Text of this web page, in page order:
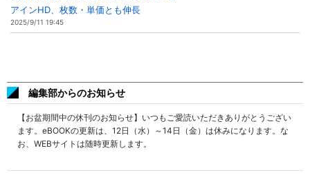
アインHD、枚数・単価とも伸長
2025/9/11 19:45
編集部からのお知らせ
【お盆期間中の休刊のお知らせ】いつもご愛読いただきありがとうござい
ます。eBOOKの更新は、12日（水）～14日（金）は休みになります。な
お、WEBサイトは随時更新します。